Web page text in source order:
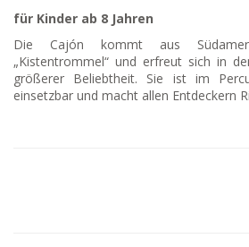
für Kinder ab 8 Jahren
Die Cajón kommt aus
„Kistentrommel“ und erfreut sich in
größerer Beliebtheit. Sie ist im
einsetzbar und macht allen Entdeckern